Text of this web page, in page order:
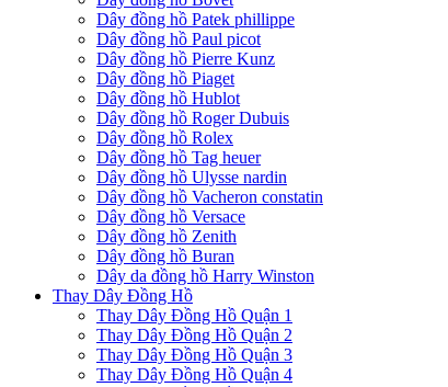
Dây đồng hồ Patek phillippe
Dây đồng hồ Paul picot
Dây đồng hồ Pierre Kunz
Dây đồng hồ Piaget
Dây đồng hồ Hublot
Dây đồng hồ Roger Dubuis
Dây đồng hồ Rolex
Dây đồng hồ Tag heuer
Dây đồng hồ Ulysse nardin
Dây đồng hồ Vacheron constatin
Dây đồng hồ Versace
Dây đồng hồ Zenith
Dây đồng hồ Buran
Dây da đồng hồ Harry Winston
Thay Dây Đồng Hồ
Thay Dây Đồng Hồ Quận 1
Thay Dây Đồng Hồ Quận 2
Thay Dây Đồng Hồ Quận 3
Thay Dây Đồng Hồ Quận 4